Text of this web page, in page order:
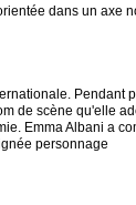
dans un axe
Pendant
de scène qu'elle
Emma Albani a
personnage